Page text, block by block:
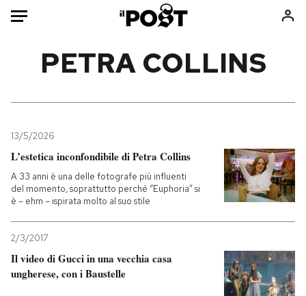
Mondo
Politica
Tecnologia
Internet
Cultura
Economia
Sport
Consumismi
Storie/Idee
Ok Boomer!
Mondiali calcio 2026
PETRA COLLINS
13/5/2026
L’estetica inconfondibile di Petra Collins
A 33 anni è una delle fotografe più influenti
del momento, soprattutto perché “Euphoria” si
è – ehm – ispirata molto al suo stile
2/3/2017
Il video di Gucci in una vecchia casa
ungherese, con i Baustelle